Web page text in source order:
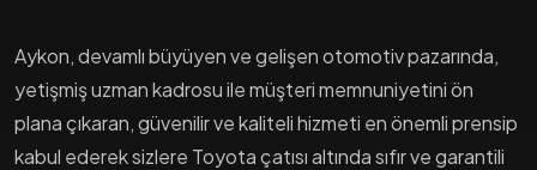
Aykon, devamlı büyüyen ve gelişen otomotiv pazarında,
yetişmiş uzman kadrosu ile müşteri memnuniyetini ön
plana çıkaran, güvenilir ve kaliteli hizmeti en önemli prensip
kabul ederek sizlere Toyota çatısı altında sıfır ve garantili